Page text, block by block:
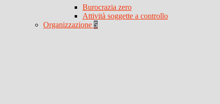
Burocrazia zero
Attività soggette a controllo
Organizzazione 5